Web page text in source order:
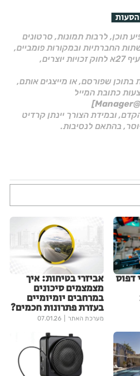
הסעות
תוכן, לרבות תמונות, סרטונים
החברתיות ובמקורות פומביים,
בהתאם להוראות סעיף 27א לחוק זכויות יוצרים,
בתוכן שפורסם, או מייצגים אותם,
כתובת המייל
ובמידת הצורך יינתן קרדיט
בהתאם לנסיבות.
דפוס אביזרי בטיחות: איך
מצמצמים סיכונים
במרחבים יומיומיים
בעזרת פתרונות חכמים?
מערכת האתר 07.01.26